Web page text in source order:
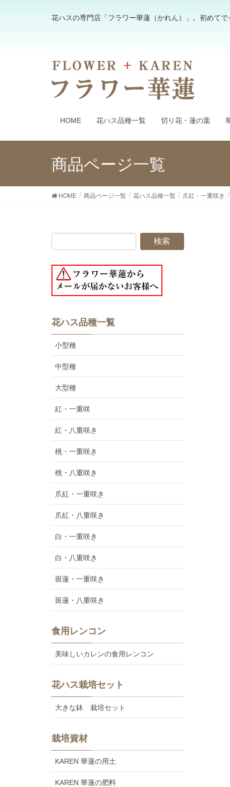
花ハスの専門店「フラワー華蓮（かれん）」。初めて
HOME 花ハス品種一覧 切り花・蓮の葉
商品ページ一覧
HOME 商品ページ一覧 花ハス品種一覧 爪紅・一重咲き
花ハス品種一覧
小型種
中型種
大型種
紅・一重咲
紅・八重咲き
桃・一重咲き
桃・八重咲き
爪紅・一重咲き
爪紅・八重咲き
白・一重咲き
白・八重咲き
斑蓮・一重咲き
斑蓮・八重咲き
食用レンコン
美味しいカレンの食用レンコン
花ハス栽培セット
大きな鉢 栽培セット
栽培資材
KAREN 華蓮の用土
KAREN 華蓮の肥料